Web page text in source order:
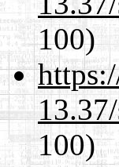
100)
100)